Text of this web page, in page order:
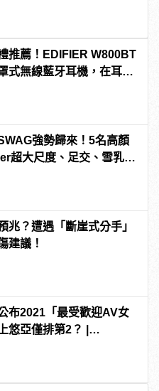
推薦！EDIFIER W800BT
式無線藍牙耳機，在耳邊
強勢歸來！5名高顏
超大尺度、足交、雪乳、
兆？遭遇「斷崖式分手」
建議！
布2021「最受歡迎AV女
悠亞僅排第2？ |